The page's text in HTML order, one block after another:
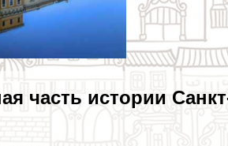
часть истории